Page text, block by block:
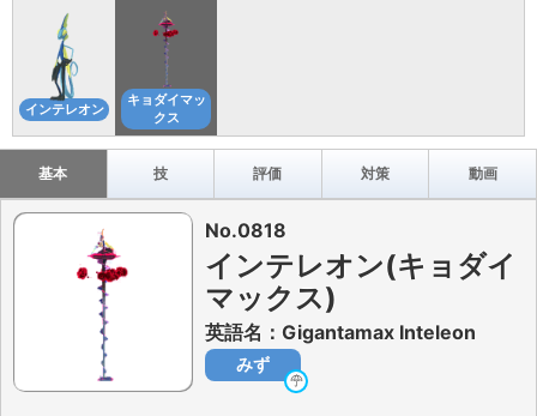
インテレオン
キョダイマッ
クス
基本 技 評価 対策 動画
No.0818
インテレオン(キョダイ
マックス)
英語名：Gigantamax Inteleon
みず